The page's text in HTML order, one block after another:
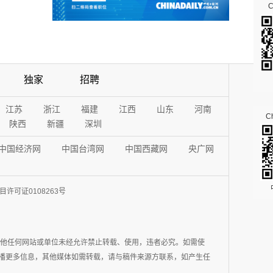
独家 招聘
江苏 浙江 福建 江西 山东
河南
陕西
新疆 深圳
国经济网 中国台湾网 中国西藏网 央广网
许可证0108263号
任何网站或单位未经允许禁止转载、使用，违者必究。如需使
多信息，其他媒体如需转载，请与稿件来源方联系，如产生任